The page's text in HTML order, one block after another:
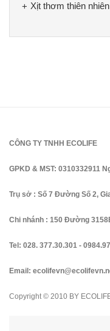
Xịt thơm thiên nhiên
CÔNG TY TNHH ECOLIFE
GPKD & MST: 0310332911
Trụ sở : Số 7 Đường Số 2,
Chi nhánh : 150 Đường
Tel: 028. 377.30.301 -
Email:
Copyright © 2010 BY